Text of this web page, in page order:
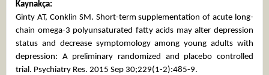
Kaynakça:
Ginty AT, Conklin SM. Short-term supplementation of acute long-
chain omega-3 polyunsaturated fatty acids may alter depression
status and decrease symptomology among young adults with
depression: A preliminary randomized and placebo controlled
trial. Psychiatry Res. 2015 Sep 30;229(1-2):485-9.